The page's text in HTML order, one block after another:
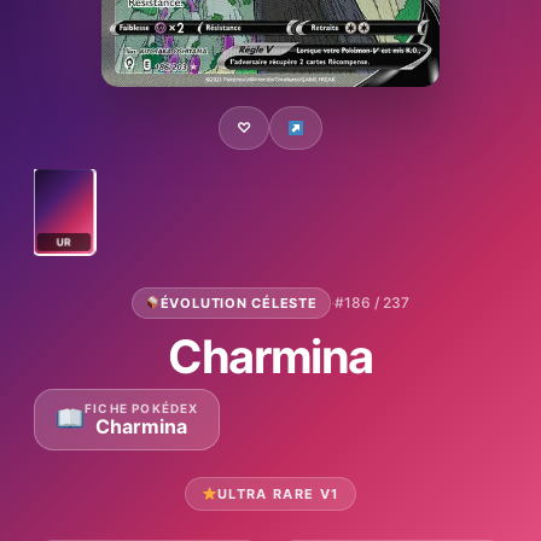
♡
UR
ÉVOLUTION CÉLESTE ·#186 / 237
Charmina
FICHE POKÉDEX
Charmina
ULTRA RARE V1